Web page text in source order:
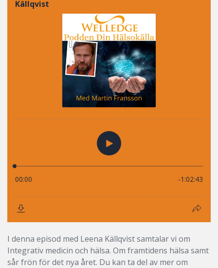
I denna episod med Leena Källqvist samtalar vi om
Integrativ medicin och hälsa. Om framtidens hälsa samt
sår frön för det nya året. Du kan ta del av mer om